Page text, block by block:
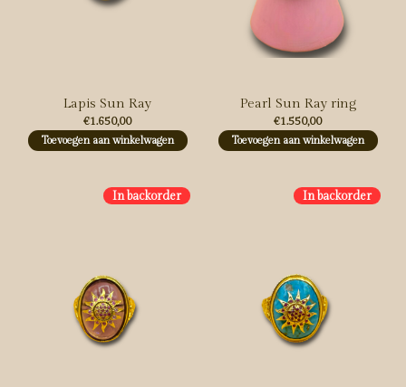
Lapis Sun Ray
€1.650,00
Toevoegen aan winkelwagen
Pearl Sun Ray ring
€1.550,00
Toevoegen aan winkelwagen
In backorder In backorder